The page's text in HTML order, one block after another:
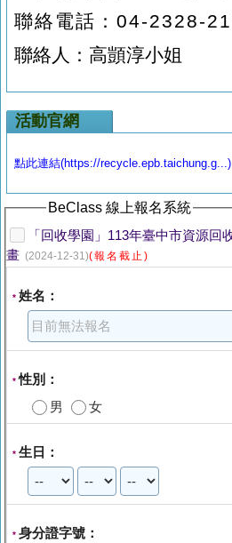
聯絡電話： 04-2328-
聯絡人：高顗淳小姐
活動官網
點此連結(https://recycle.epb.taichung.g...)
BeClass 線上報名系統
「回收學園」113年臺中市資源回
畫 (2024-12-31)(報名截止)
* 姓名：
*性別：
男
女
* 生日：
* 身分證字號：